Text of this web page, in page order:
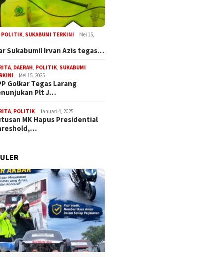
POLITIK SUKABUMI TERKINI
Mei 15,
Sukabumi! Irvan Azis tegas…
DAERAH POLITIK SUKABUMI
Mei 15, 2025
Golkar Tegas Larang
Plt J…
POLITIK Januari 4, 2025
MK Hapus Presidential